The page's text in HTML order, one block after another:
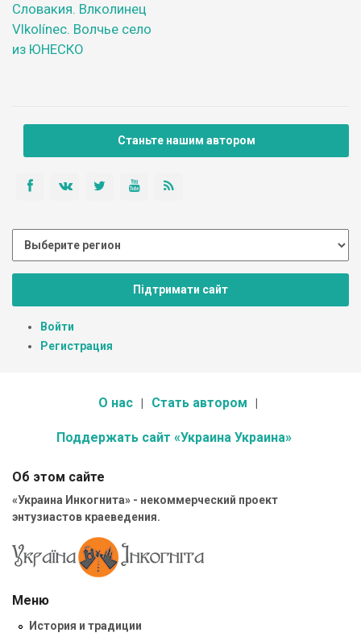
Словакия. Влколинец
Vlkolínec. Волчье село
из ЮНЕСКО
Станьте нашим автором
Підтримати сайт
Войти
Регистрация
О нас Стать автором
Поддержать сайт «Украина Украина»
Об этом сайте
«Украина Инкогнита» - некоммерческий проект
энтузиастов краеведения.
Меню
История и традиции